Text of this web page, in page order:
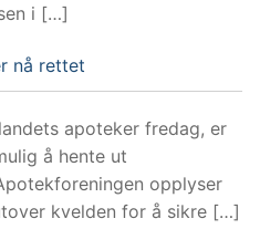
i […]
nå rettet
apoteker fredag, er
å hente ut
opplyser
kvelden for å sikre […]